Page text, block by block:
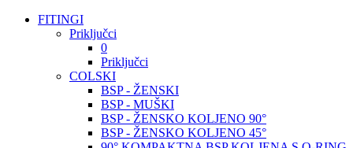
FITINGI
Priključci
0
Priključci
COLSKI
BSP - ŽENSKI
BSP - MUŠKI
BSP - ŽENSKO KOLJENO 90°
BSP - ŽENSKO KOLJENO 45°